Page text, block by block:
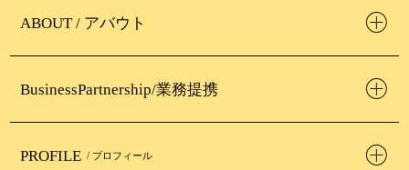
ABOUT / アバウト
BusinessPartnership/業務提携
PROFILE / プロフィール